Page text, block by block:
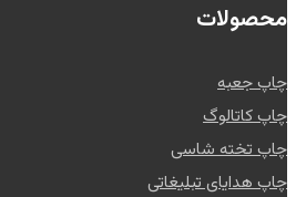
محصولات
چاپ جعبه
چاپ کاتالوگ
چاپ تخته شاسی
چاپ هدایای تبلیغاتی